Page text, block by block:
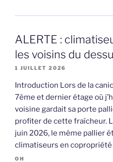
ALERTE :
les voisins du
1 JUILLET 2026
Introduction Lors de la
7ème et dernier étage où
voisine gardait sa porte
profiter de cette fraîcheur.
juin 2026, le même pallier
climatiseurs en copropriété
OH